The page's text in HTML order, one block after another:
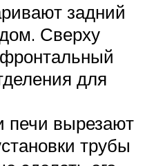
задний
Сверху
для
печи вырезают
трубы